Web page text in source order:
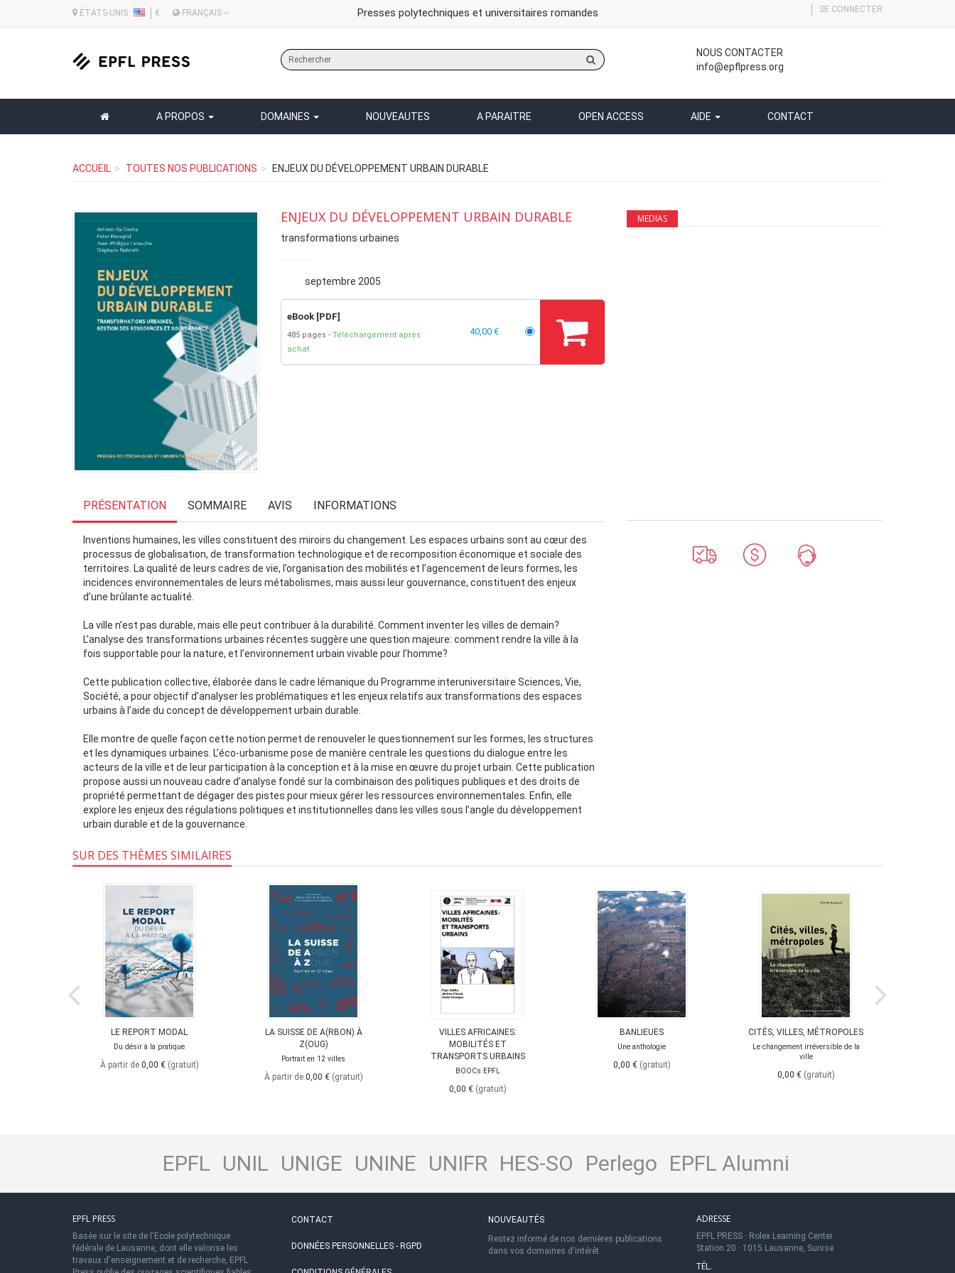
ÉTATS-UNIS € FRANÇAIS Presses polytechniques et universitaires romandes SE CONNECTER
sur
site
NOUS CONTACTER
info@epflpress.org
A PROPOS DOMAINES NOUVEAUTES A PARAITRE OPEN ACCESS AIDE CONTACT
ACCUEIL TOUTES NOS PUBLICATIONS ENJEUX DU DÉVELOPPEMENT URBAIN DURABLE
ENJEUX DU DÉVELOPPEMENT URBAIN DURABLE
transformations urbaines
septembre 2005
eBook [PDF]
485 pages
Téléchargement après
achat
40,00 €
MEDIAS
PRÉSENTATION SOMMAIRE AVIS INFORMATIONS
Inventions humaines, les villes constituent des miroirs du changement. Les espaces urbains sont au cœur des
processus de globalisation, de transformation technologique et de recomposition économique et sociale des
territoires. La qualité de leurs cadres de vie, l’organisation des mobilités et l’agencement de leurs formes, les
incidences environnementales de leurs métabolismes, mais aussi leur gouvernance, constituent des enjeux
d’une brûlante actualité.
La ville n’est pas durable, mais elle peut contribuer à la durabilité. Comment inventer les villes de demain?
L’analyse des transformations urbaines récentes suggère une question majeure: comment rendre la ville à la
fois supportable pour la nature, et l’environnement urbain vivable pour l’homme?
Cette publication collective, élaborée dans le cadre lémanique du Programme interuniversitaire Sciences, Vie,
Société, a pour objectif d’analyser les problématiques et les enjeux relatifs aux transformations des espaces
urbains à l’aide du concept de développement urbain durable.
Elle montre de quelle façon cette notion permet de renouveler le questionnement sur les formes, les structures
et les dynamiques urbaines. L’éco-urbanisme pose de manière centrale les questions du dialogue entre les
acteurs de la ville et de leur participation à la conception et à la mise en œuvre du projet urbain. Cette publication
propose aussi un nouveau cadre d’analyse fondé sur la combinaison des politiques publiques et des droits de
propriété permettant de dégager des pistes pour mieux gérer les ressources environnementales. Enfin, elle
explore les enjeux des régulations politiques et institutionnelles dans les villes sous l’angle du développement
urbain durable et de la gouvernance.
SUR DES THÈMES SIMILAIRES
LE REPORT MODAL
Du désir à la pratique
À partir de 0,00 € (gratuit)
LA SUISSE DE A(RBON) À
Z(OUG)
Portrait en 12 villes
À partir de 0,00 € (gratuit)
VILLES AFRICAINES:
MOBILITÉS ET
TRANSPORTS URBAINS
BOOCs EPFL
0,00 € (gratuit)
BANLIEUES
Une anthologie
0,00 € (gratuit)
CITÉS, VILLES, MÉTROPOLES
Le changement irréversible de la
ville
0,00 € (gratuit)
EPFL UNIL UNIGE UNINE UNIFR HES-SO Perlego EPFL Alumni
EPFL PRESS
Basée sur le site de l'Ecole polytechnique
fédérale de Lausanne, dont elle valorise les
travaux d'enseignement et de recherche, EPFL
CONTACT
DONNÉES PERSONNELLES - RGPD
NOUVEAUTÉS
Restez informé de nos dernières publications
dans vos domaines d'intérêt.
ADRESSE
EPFL PRESS · Rolex Learning Center
Station 20 · 1015 Lausanne, Suisse
TÉL.